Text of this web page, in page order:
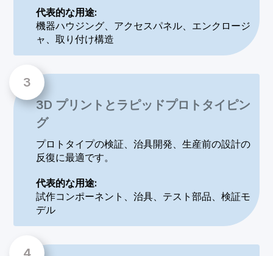
代表的な用途:
機器ハウジング、アクセスパネル、エンクロージ
ャ、取り付け構造
3D プリントとラピッドプロトタイピン
グ
プロトタイプの検証、治具開発、生産前の設計の
反復に最適です。
代表的な用途:
試作コンポーネント、治具、テスト部品、検証モ
デル